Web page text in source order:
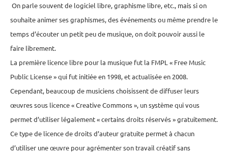
On parle souvent de logiciel libre, graphisme libre, etc., mais si on
souhaite animer ses graphismes, des événements ou même prendre le
temps d’écouter un petit peu de musique, on doit pouvoir aussi le
faire librement.
La première licence libre pour la musique fut la FMPL « Free Music
Public License » qui fut initiée en 1998, et actualisée en 2008.
Cependant, beaucoup de musiciens choisissent de diffuser leurs
œuvres sous licence « Creative Commons », un système qui vous
permet d’utiliser légalement « certains droits réservés » gratuitement.
Ce type de licence de droits d’auteur gratuite permet à chacun
d’utiliser une œuvre pour agrémenter son travail créatif sans